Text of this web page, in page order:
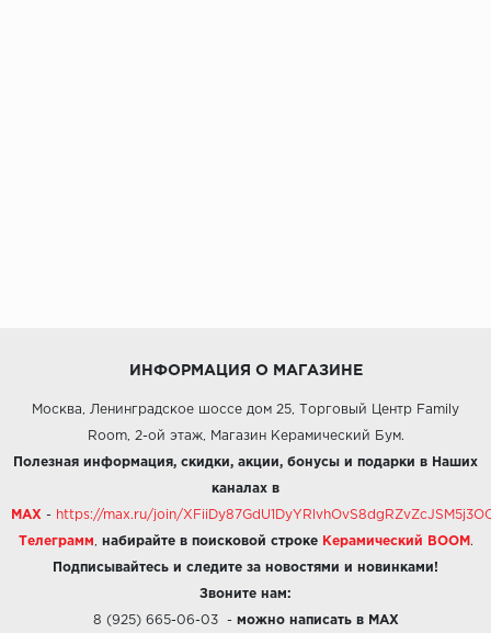
ИНФОРМАЦИЯ О МАГАЗИНЕ
Москва, Ленинградское шоссе дом 25, Торговый Центр Family
Room, 2-ой этаж, Магазин Керамический Бум.
Полезная информация, скидки, акции, бонусы и подарки в Наших
каналах в
MAX - https://max.ru/join/
Телеграмм набирайте в поисковой строке Керамический BOOM .
Подписывайтесь и следите за новостями и новинками!
Звоните нам:
8 (925) 665-06-03- можно написать в MAX